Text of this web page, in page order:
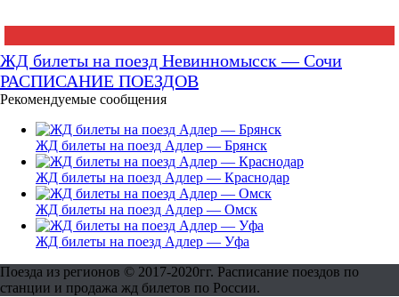
ЖД билеты на поезд Невинномысск — Сочи
РАСПИСАНИЕ ПОЕЗДОВ
Рекомендуемые сообщения
ЖД билеты на поезд Адлер — Брянск
ЖД билеты на поезд Адлер — Краснодар
ЖД билеты на поезд Адлер — Омск
ЖД билеты на поезд Адлер — Уфа
Поезда из регионов © 2017-2020гг. Расписание поездов по
станции и продажа жд билетов по России.